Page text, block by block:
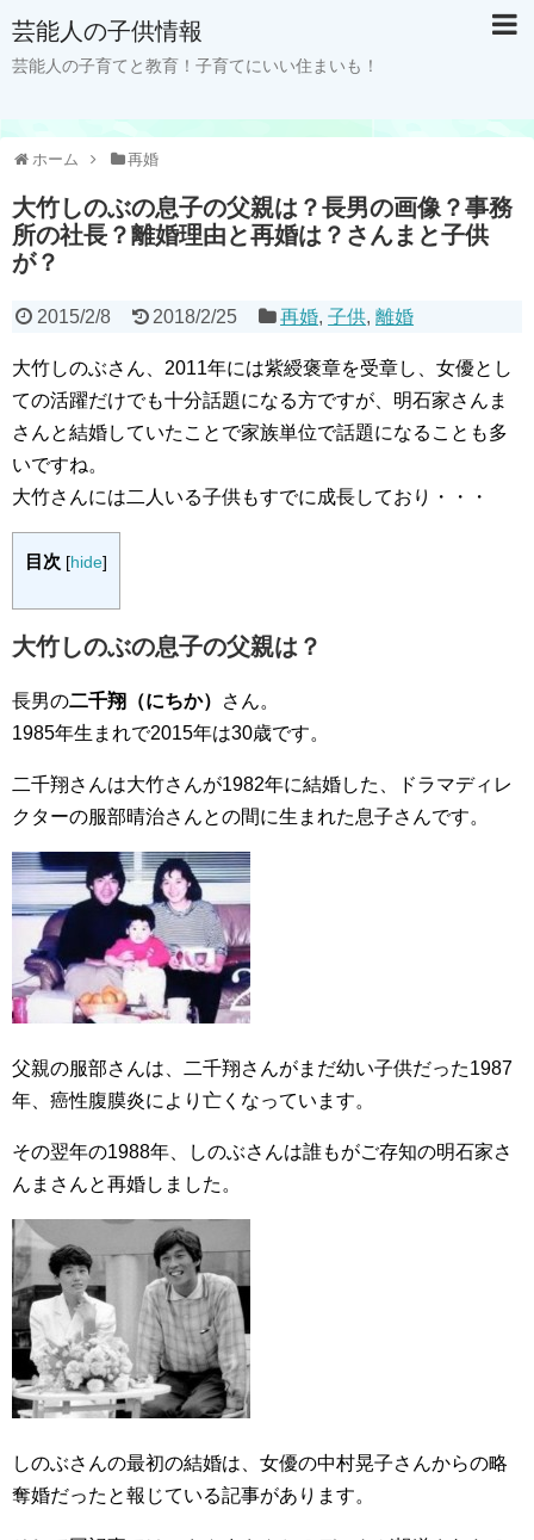
芸能人の子供情報
芸能人の子育てと教育！子育てにいい住まいも！
ホーム 再婚
大竹しのぶの息子の父親は？長男の画像？事務
所の社長？離婚理由と再婚は？さんまと子供
が？
2015/2/8 2018/2/25 再婚,子供,離婚
大竹しのぶさん、2011年には紫綬褒章を受章し、女優とし
ての活躍だけでも十分話題になる方ですが、明石家さんま
さんと結婚していたことで家族単位で話題になることも多
いですね。
大竹さんには二人いる子供もすでに成長しており・・・
目次 [hide]
大竹しのぶの息子の父親は？
長男の二千翔（にちか）
さん。
1985年生まれで2015年は30歳です。
二千翔さんは大竹さんが1982年に結婚した、ドラマディレ
クターの服部晴治さんとの間に生まれた息子さんです。
父親の服部さんは、二千翔さんがまだ幼い子供だった1987
年、癌性腹膜炎により亡くなっています。
その翌年の1988年、しのぶさんは誰もがご存知の明石家さ
んまさんと再婚しました。
しのぶさんの最初の結婚は、女優の中村晃子さんからの略
奪婚だったと報じている記事があります。